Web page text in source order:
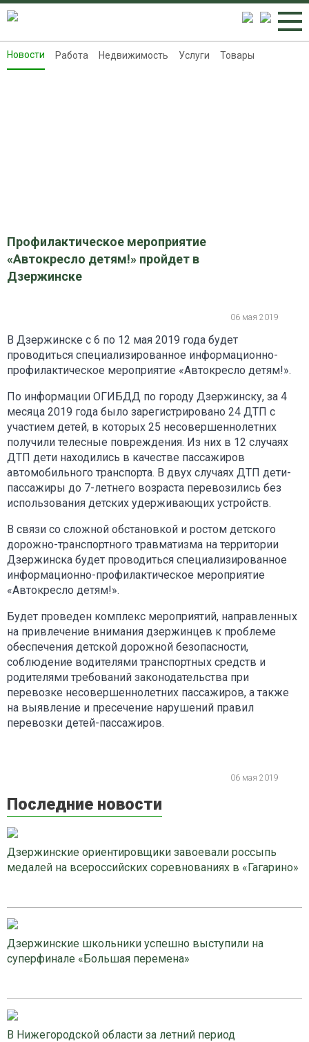
Новости
Новости Работа Недвижимость Услуги Товары
Профилактическое мероприятие
«Автокресло детям!» пройдет в
Дзержинске
06 мая 2019
В Дзержинске с 6 по 12 мая 2019 года будет
проводиться специализированное информационно-
профилактическое мероприятие «Автокресло детям!».
По информации ОГИБДД по городу Дзержинску, за 4
месяца 2019 года было зарегистрировано 24 ДТП с
участием детей, в которых 25 несовершеннолетних
получили телесные повреждения. Из них в 12 случаях
ДТП дети находились в качестве пассажиров
автомобильного транспорта. В двух случаях ДТП дети-
пассажиры до 7-летнего возраста перевозились без
использования детских удерживающих устройств.
В связи со сложной обстановкой и ростом детского
дорожно-транспортного травматизма на территории
Дзержинска будет проводиться специализированное
информационно-профилактическое мероприятие
«Автокресло детям!».
Будет проведен комплекс мероприятий, направленных
на привлечение внимания дзержинцев к проблеме
обеспечения детской дорожной безопасности,
соблюдение водителями транспортных средств и
родителями требований законодательства при
перевозке несовершеннолетних пассажиров, а также
на выявление и пресечение нарушений правил
перевозки детей-пассажиров.
06 мая 2019
Последние новости
Дзержинские ориентировщики завоевали россыпь
медалей на всероссийских соревнованиях в «Гагарино»
Дзержинские школьники успешно выступили на
суперфинале «Большая перемена»
В Нижегородской области за летний период